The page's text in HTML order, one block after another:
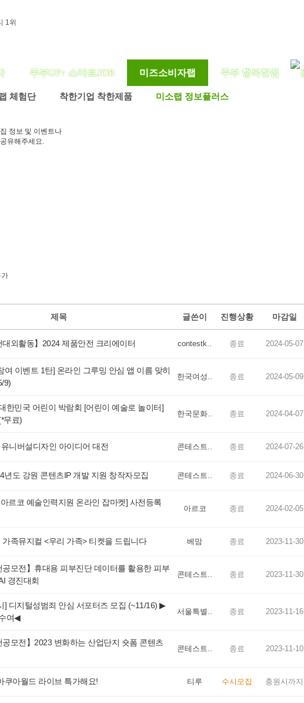
주부UP↑ 스마트JOB 미즈소비자랩 주부 행복한집
체험단 착한기업 착한제품 미소랩 정보플러스
정보 및 이벤트나
유해주세요.
가
제목 글쓴이 진행상황 마감일
대외활동】2024 제품안전 크리에이터 contestk.. 종료 2024-05-07
여 이벤트 1탄] 온라인 그루밍 안심 앱 이름 맞히
9)
한국여성.. 종료 2024-05-09
한민국 어린이 박람회 [어린이 예술로 놀이터]
무료)
한국문화.. 종료 2024-04-07
니버설디자인 아이디어 대전 콘테스트.. 종료 2024-07-26
년도 강원 콘텐츠IP 개발 지원 창작자모집 콘테스트.. 종료 2024-06-30
르코 예술인력지원 온라인 잡마켓] 사전등록
아르코 종료 2024-02-05
가족뮤지컬 <우리 가족> 티켓을 드립니다 베맘 종료 2023-11-30
공모전】휴대용 피부진단 데이터를 활용한 피부
경진대회
콘테스트.. 종료 2023-11-30
] 디지털성범죄 안심 서포터즈 모집 (~11/16) ▶
여◀
서울특별.. 종료 2023-11-16
공모전】2023 변화하는 산업단지 숏폼 콘텐츠
콘테스트.. 종료 2023-11-10
쿠아월드 라이브 특가해요! 티루 수시모집 충원시까지